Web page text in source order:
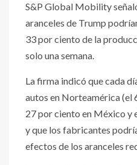
S&P Global Mobility
aranceles de Trump
33 por ciento de la
solo una semana.
La firma indicó que cada
autos en Norteamérica (el
27 por ciento en México y
y que los fabricantes
efectos de los aranceles